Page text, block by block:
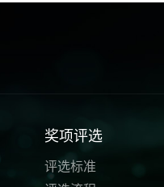
奖项评选
评选标准